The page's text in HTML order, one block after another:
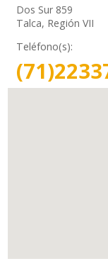
Dos Sur 859
Talca, Región VII
Teléfono(s):